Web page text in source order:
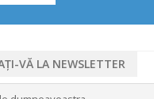
VĂ LA NEWSLETTER